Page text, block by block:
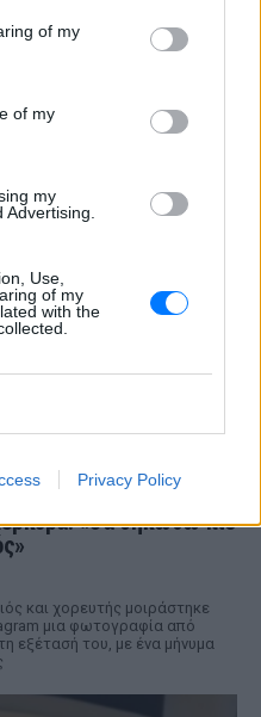
of my
of my
my
Use,
of my
with the
Privacy Policy
μαύρο μπικίνι ‑ δείτε
μοιράστηκε φωτογραφίες
της διακοπές στο
Τούνη: «Έβγαλα όλο το
νοσοκομείο με ορούς
και μοιράστηκε με τους
στο Instagram τις δύσκολες
για τον Ιβάν Σβιτάιλο
«Θα σηκωθώ πιο
και χορευτής μοιράστηκε
μια φωτογραφία από
εξέτασή του, με ένα μήνυμα